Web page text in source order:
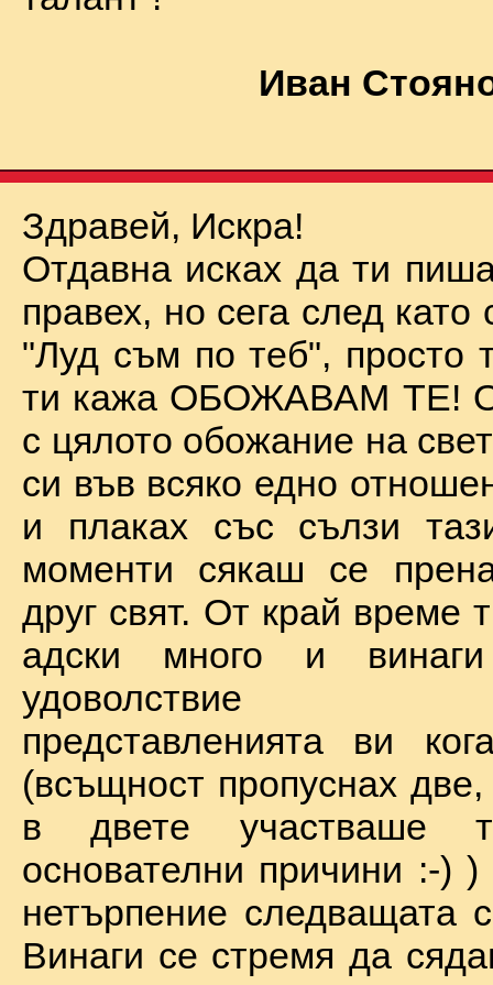
Иван
Здравей, Искра!
Отдавна исках да ти
правех, но сега след като
"Луд съм по теб", просто
ти кажа ОБОЖАВАМ ТЕ!
с цялото обожание на
си във всяко едно
и плаках със сълзи
моменти сякаш се
друг свят. От край време
адски много и
удоволствие
представленията ви
(всъщност пропуснах
в двете участваше
основателни причини :-)
нетърпение следващата
Винаги се стремя да